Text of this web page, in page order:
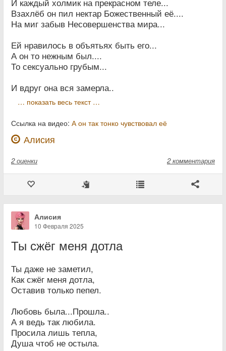
И каждый холмик на прекрасном теле...
Взахлёб он пил нектар Божественный её....
На миг забыв Несовершенства мира...
Ей нравилось в объятьях быть его...
А он то нежным был....
То сексуально грубым...
И вдруг она вся замерла..
… показать весь текст …
Ссылка на видео: А он так тонко чувствовал её
Алисия
2 оценки 2 комментария
Алисия
10 Февраля 2025
Ты сжёг меня дотла
Ты даже не заметил,
Как сжёг меня дотла,
Оставив только пепел.
Любовь была...Прошла..
А я ведь так любила.
Просила лишь тепла,
Душа чтоб не остыла.